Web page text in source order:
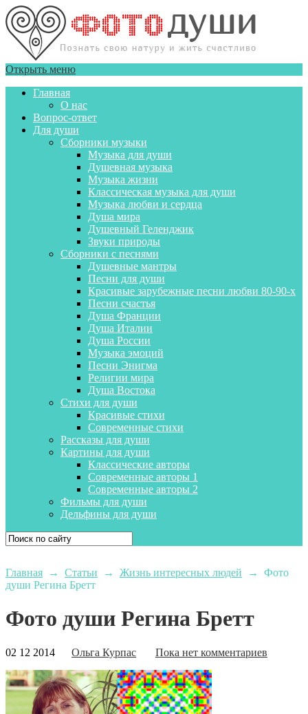
Открыть меню
Главная
О нас
Вопрос-ответ
Для души
Сборники музыки
Музыка для души
Душевная музыка
Музыка жизни
Классическая музыка для души
Музыка любви и сердца
Душа мира
Душевный Геленджик
Звуки природы
Сборники с песнями
Душевные мантры
Песни для души
Красивые зарубежные песни любви 80-90-х
Песни счастья
Душа Франции
Душа Италии
Душа России
Музыка эмоций
Песни Энигма
Религии мира
Душа Востока
Стихи для души
Красивые стихи
Современные стихи
Рассказы для души
Картины для души
Классические авторы
Современные авторы 1
Современные авторы 2
Фильмы для души
Дельфины для души
Главная → Статьи → Жизнь интересных людей → Фото
души Регина Бретт
Фото души Регина Бретт
02 12 2014 Ольга Курпас Пока нет комментариев